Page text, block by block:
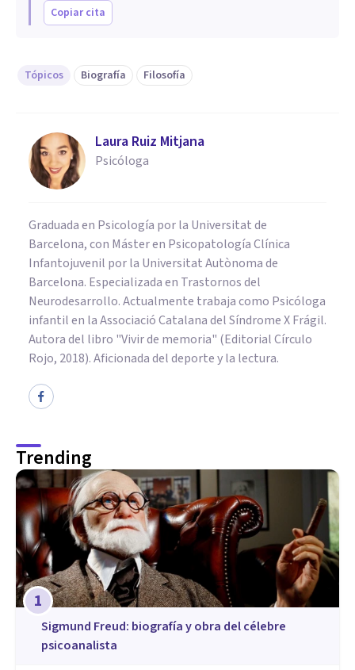
Copiar cita
Tópicos Biografía Filosofía
Laura Ruiz Mitjana
Psicóloga
Graduada en Psicología por la Universitat de
Barcelona, con Máster en Psicopatología Clínica
Infantojuvenil por la Universitat Autònoma de
Barcelona. Especializada en Trastornos del
Neurodesarrollo. Actualmente trabaja como Psicóloga
infantil en la Associació Catalana del Síndrome X Frágil.
Autora del libro "Vivir de memoria" (Editorial Círculo
Rojo, 2018). Aficionada del deporte y la lectura.
Trending
1
Sigmund Freud: biografía y obra del célebre
psicoanalista